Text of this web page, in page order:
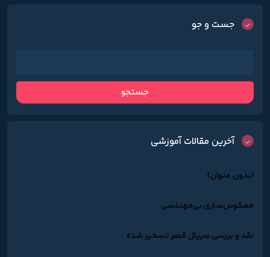
جست و جو
آخرین مقالات آموزشی
(بدون عنوان)
معکوس‌سازی بی‌مهندسی
نقد و بررسی سریال قصر تسخیر شده